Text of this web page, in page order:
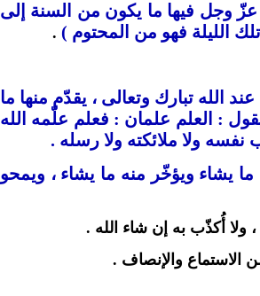
عزّ وجل فيها ما يكون من السنة إلى
الليلة فهو من المحتوم ) .
الله تبارك وتعالى ، يقدّم منها ما
: العلم علمان : فعلم علّمه الله
نفسه ولا ملائكته ولا رسله .
يشاء ويؤخّر منه ما يشاء ، ويمحو
، ولا أُكذّب به إن شاء الله .
الاستماع والإنصاف .